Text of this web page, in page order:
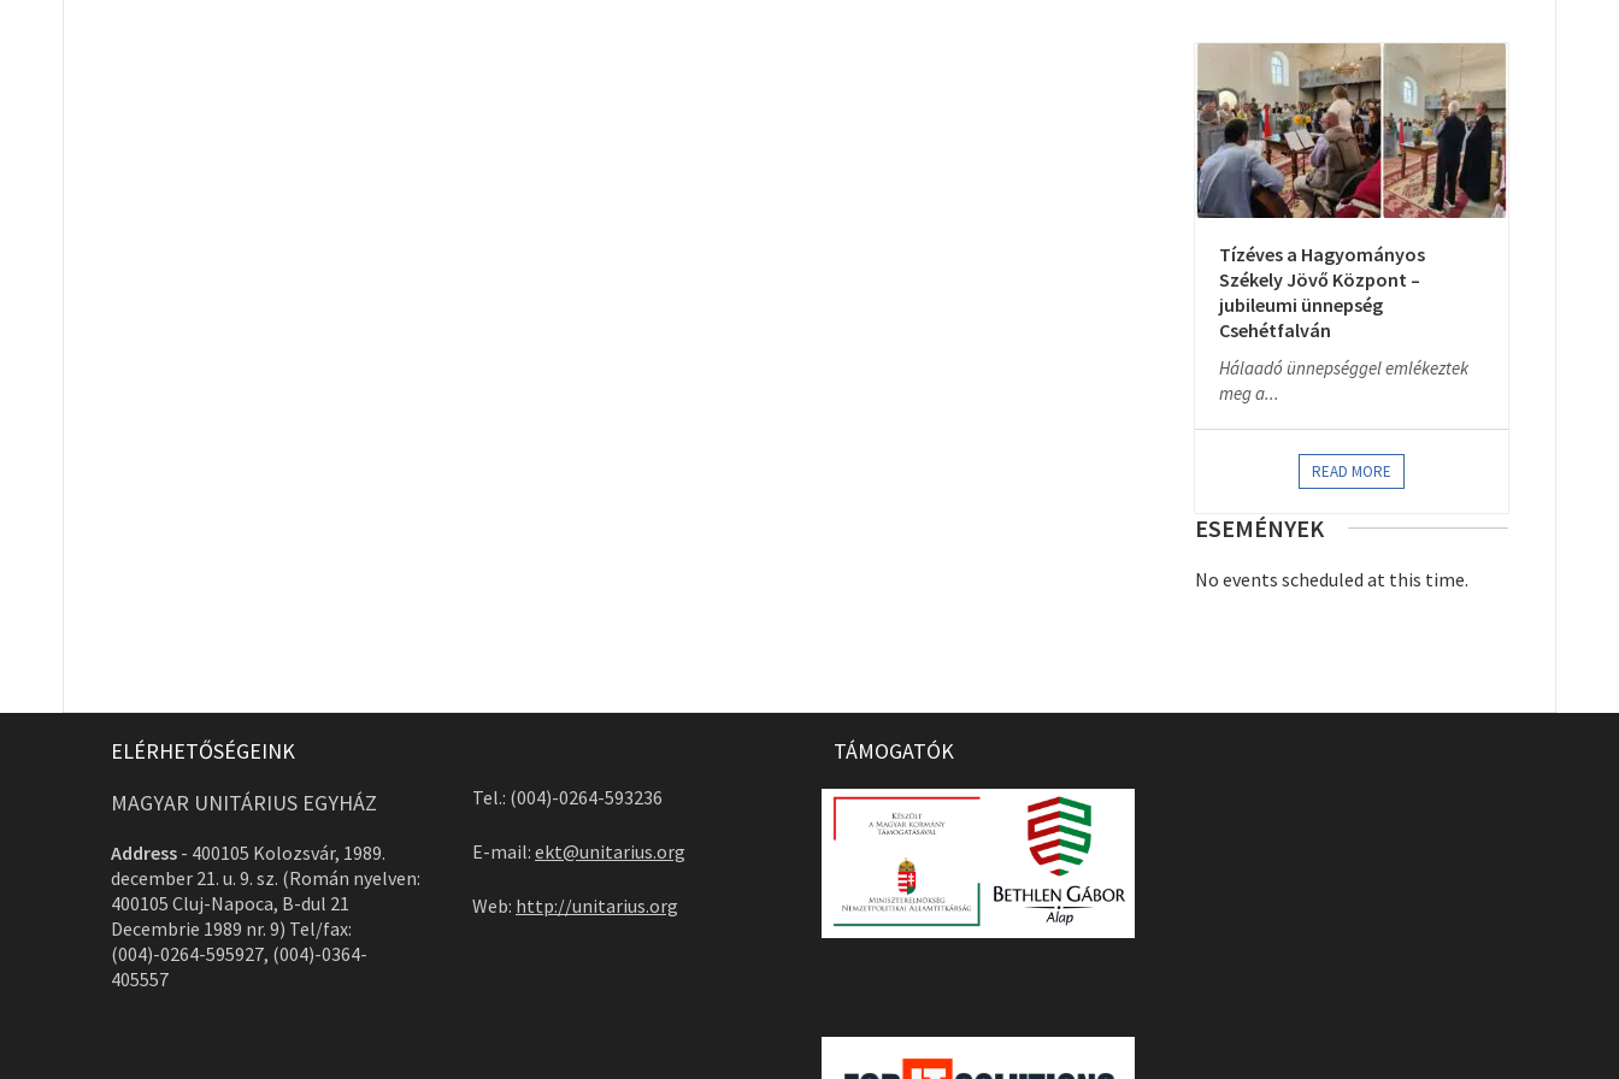
Tízéves a Hagyományos
Székely Jövő Központ –
jubileumi ünnepség
Csehétfalván
Hálaadó ünnepséggel emlékeztek
meg a...
READ MORE
ESEMÉNYEK
No events scheduled at this time.
ELÉRHETŐSÉGEINK
MAGYAR UNITÁRIUS EGYHÁZ
Address - 400105 Kolozsvár, 1989.
december 21. u. 9. sz. (Román nyelven:
400105 Cluj-Napoca, B-dul 21
Decembrie 1989 nr. 9) Tel/fax:
(004)-0264-595927, (004)-0364-
405557
Tel.: (004)-0264-593236
E-mail: ekt@unitarius.org
Web: http://unitarius.org
TÁMOGATÓK